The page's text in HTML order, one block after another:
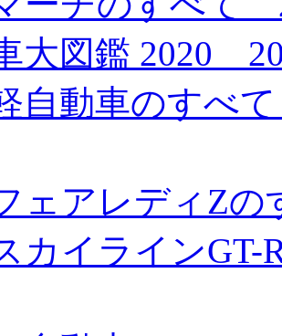
大図鑑 2020
自動車のすべ
ェアレディZ
カイライン